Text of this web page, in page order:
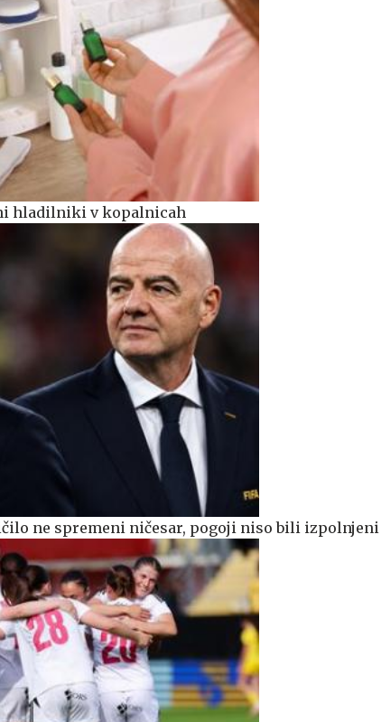
hladilniki v kopalnicah
ne spremeni ničesar, pogoji niso bili izpolnjeni